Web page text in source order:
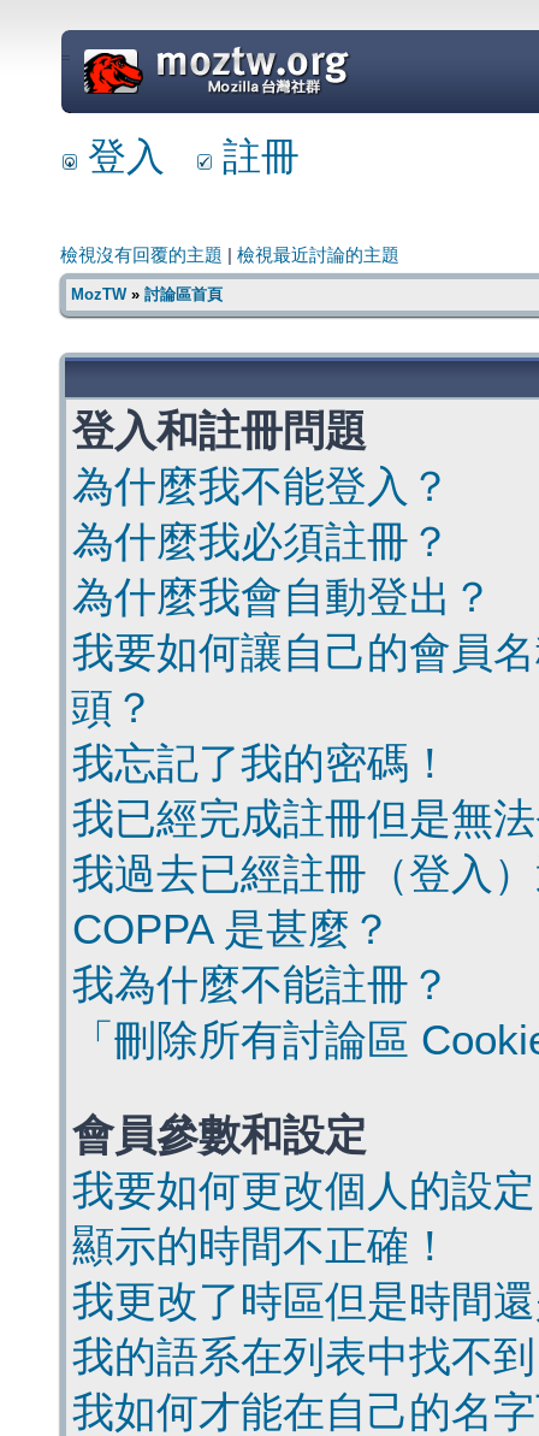
=
登入 註冊
檢視沒有回覆的主題 檢視最近討論的主題
MozTW» 討論區首頁
登入和註冊問題
為什麼我不能登入？
為什麼我必須註冊？
為什麼我會自動登出？
我要如何讓自己的會員
頭？
我忘記了我的密碼！
我已經完成註冊但是無
我過去已經註冊（登入
COPPA 是甚麼？
我為什麼不能註冊？
「刪除所有討論區
會員參數和設定
我要如何更改個人的設
顯示的時間不正確！
我更改了時區但是時間
我的語系在列表中找不
我如何才能在自己的名